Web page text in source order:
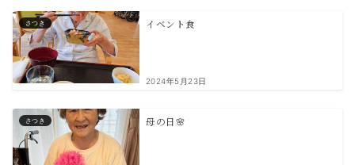
さつき イベント食
2024年5月23日
さつき 母の日🌸